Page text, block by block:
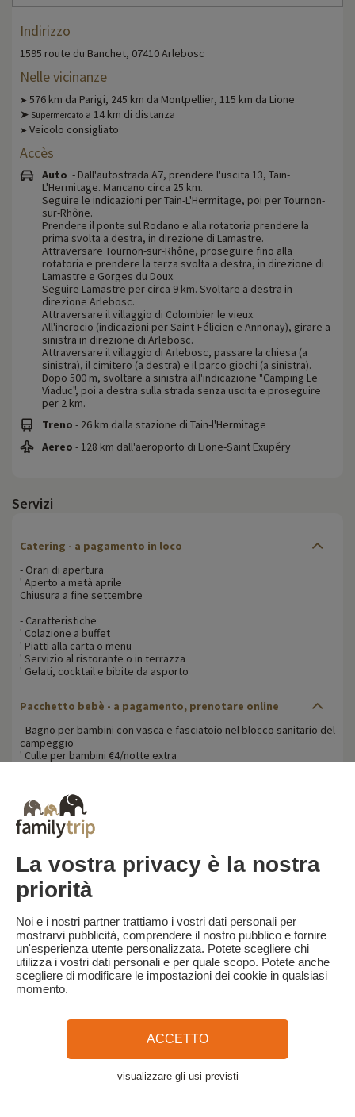
Indirizzo
1595 route du Banchet, 07410 Arlebosc
Nelle vicinanze
➤ 576 km da Parigi, 245 km da Montpellier, 115 km da Lione
➤ Supermercato a 14 km di distanza
➤ Veicolo consigliato
Accès
Auto - Dall'autostrada A7, prendere l'uscita 13, Tain-
L'Hermitage. Mancano circa 25 km.
Seguire le indicazioni per Tain-L'Hermitage, poi per Tournon-
sur-Rhône.
Prendere il ponte sul Rodano e alla rotatoria prendere la
prima svolta a destra, in direzione di Lamastre.
Attraversare Tournon-sur-Rhône, proseguire fino alla
rotatoria e prendere la terza svolta a destra, in direzione di
Lamastre e Gorges du Doux.
Seguire Lamastre per circa 9 km. Svoltare a destra in
direzione Arlebosc.
Attraversare il villaggio di Colombier le vieux.
All'incrocio (indicazioni per Saint-Félicien e Annonay), girare a
sinistra in direzione di Arlebosc.
Attraversare il villaggio di Arlebosc, passare la chiesa (a
sinistra), il cimitero (a destra) e il parco giochi (a sinistra).
Dopo 500 m, svoltare a sinistra all'indicazione "Camping Le
Viaduc", poi a destra sulla strada senza uscita e proseguire
per 2 km.
Treno - 26 km dalla stazione di Tain-l'Hermitage
Aereo - 128 km dall'aeroporto di Lione-Saint Exupéry
Servizi
Catering - a pagamento in loco
- Orari di apertura
' Aperto a metà aprile
Chiusura a fine settembre
- Caratteristiche
' Colazione a buffet
' Piatti alla carta o menu
' Servizio al ristorante o in terrazza
' Gelati, cocktail e bibite da asporto
Pacchetto bebè - a pagamento, prenotare online
- Bagno per bambini con vasca e fasciatoio nel blocco sanitario del
campeggio
' Culle per bambini €4/notte extra
- Parcheggio di fronte alla reception del campeggio
' 1 veicolo per piazzola
' Secondo veicolo disponibile a pagamento
Internet / Wifi - incluso nel prezzo
Accesso Wi-Fi gratuito sulla Terrazza
Altro
Bar
' Pane e dolci freschi ogni mattina (su ordinazione)
' Blocco sanitario rinnovato, accessibile alle persone con mobilità
ridotta
badminton e pallavolo, giochi da tavolo, biblioteca, campo da
' Noleggio di piastra a gas, piccolo frigorifero (da prenotare, stock
La vostra privacy è la nostra
priorità
Noi e i nostri partner trattiamo i vostri dati personali per
mostrarvi pubblicità, comprendere il nostro pubblico e fornire
un'esperienza utente personalizzata. Potete scegliere chi
utilizza i vostri dati personali e per quale scopo. Potete anche
scegliere di modificare le impostazioni dei cookie in qualsiasi
momento.
ACCETTO
visualizzare gli usi previsti